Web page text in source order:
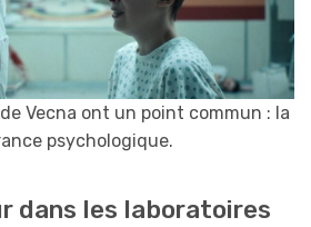
Vecna ​​ont un point commun : la
psychologique.
dans les laboratoires